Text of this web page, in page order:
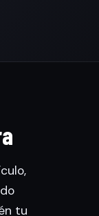
tu